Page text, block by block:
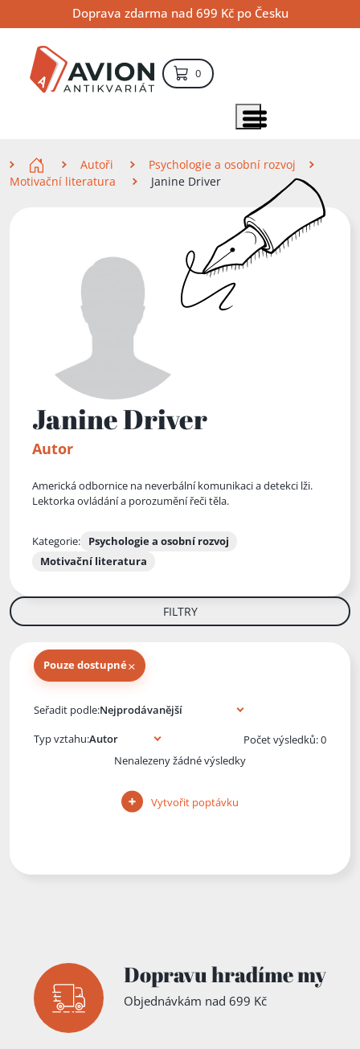
na
obsah
na
navigaci
na
vyhledávání
Doprava zdarma nad 699 Kč po Česku
0položek – košík
Zobrazit položky menu
Autoři
Psychologie a osobní rozvoj
Motivační literatura
Janine Driver
Janine Driver
Autor
Americká odbornice na neverbální komunikaci a detekci lži.
Lektorka ovládání a porozumění řeči těla.
Kategorie:
Psychologie a osobní rozvoj
Motivační literatura
FILTRY
Pouze dostupné×
Seřadit podle:
Typ vztahu:
Počet výsledků: 0
Nenalezeny žádné výsledky
Vytvořit poptávku
Dopravu hradíme my
Objednávkám nad 699 Kč